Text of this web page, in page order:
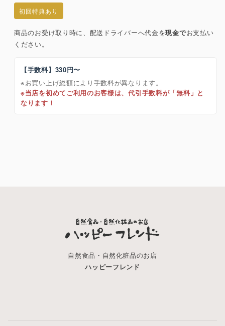
初回特典あり
商品のお受け取り時に、配送ドライバーへ代金を現金でお支払い
ください。
【手数料】330円〜
※お買い上げ総額により手数料が異なります。
※当店を初めてご利用のお客様は、代引手数料が「無料」と
なります！
自然食品・自然化粧品のお店
ハッピーフレンド